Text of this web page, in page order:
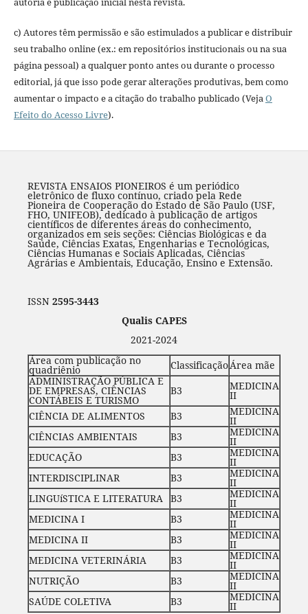
c) Autores têm permissão e são estimulados a publicar e distribuir
seu trabalho online (ex.: em repositórios institucionais ou na sua
página pessoal) a qualquer ponto antes ou durante o processo
editorial, já que isso pode gerar alterações produtivas, bem como
aumentar o impacto e a citação do trabalho publicado (VejaO
Efeito do Acesso Livre).
REVISTA ENSAIOS PIONEIROS é um periódico
eletrônico de fluxo contínuo, criado pela Rede
Pioneira de Cooperação do Estado de São Paulo (USF,
FHO, UNIFEOB), dedicado à publicação de artigos
científicos de diferentes áreas do conhecimento,
organizados em seis seções: Ciências Biológicas e da
Saúde, Ciências Exatas, Engenharias e Tecnológicas,
Ciências Humanas e Sociais Aplicadas, Ciências
Agrárias e Ambientais, Educação, Ensino e Extensão.
ISSN 2595-3443
Qualis CAPES
2021-2024
Área com publicação no
quadriênio ClassificaçãoÁrea mãe
ADMINISTRAÇÃO PÚBLICA E
DE EMPRESAS, CIÊNCIAS
CONTÁBEIS E TURISMO
B3 MEDICINA
II
CIÊNCIA DE ALIMENTOS
B3 MEDICINA
II
CIÊNCIAS AMBIENTAIS
B3 MEDICINA
II
EDUCAÇÃO
B3 MEDICINA
II
INTERDISCIPLINAR
B3 MEDICINA
II
LINGUíSTICA E LITERATURA B3 MEDICINA
II
MEDICINA I
B3 MEDICINA
II
MEDICINA II
B3 MEDICINA
II
MEDICINA VETERINÁRIA
B3 MEDICINA
II
NUTRIÇÃO
B3 MEDICINA
II
SAÚDE COLETIVA
B3 MEDICINA
II